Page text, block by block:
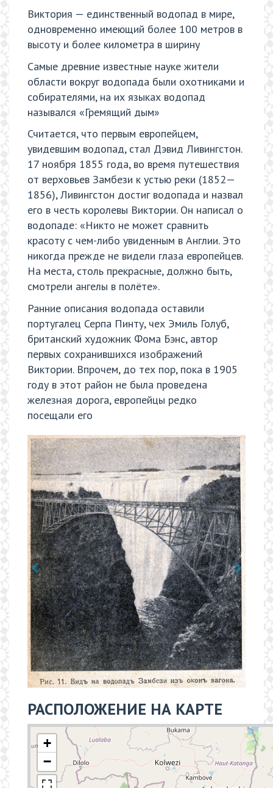
Виктория — единственный водопад в мире,
одновременно имеющий более 100 метров в
высоту и более километра в ширину
Самые древние известные науке жители
области вокруг водопада были охотниками и
собирателями, на их языках водопад
назывался «Гремящий дым»
Считается, что первым европейцем,
увидевшим водопад, стал Дэвид Ливингстон.
17 ноября 1855 года, во время путешествия
от верховьев Замбези к устью реки (1852—
1856), Ливингстон достиг водопада и назвал
его в честь королевы Виктории. Он написал о
водопаде: «Никто не может сравнить
красоту с чем-либо увиденным в Англии. Это
никогда прежде не видели глаза европейцев.
На места, столь прекрасные, должно быть,
смотрели ангелы в полёте».
Ранние описания водопада оставили
португалец Серпа Пинту, чех Эмиль Голуб,
британский художник Фома Бэнс, автор
первых сохранившихся изображений
Виктории. Впрочем, до тех пор, пока в 1905
году в этот район не была проведена
железная дорога, европейцы редко
посещали его
РАСПОЛОЖЕНИЕ НА КАРТЕ
+
−